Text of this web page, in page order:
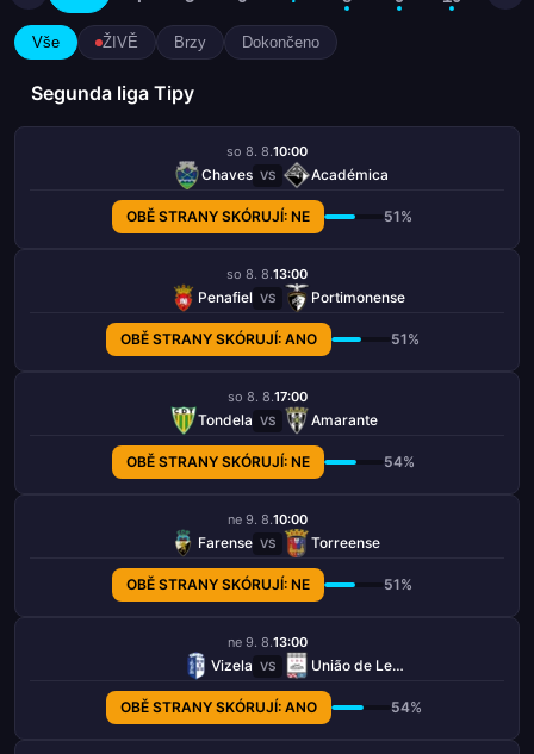
Vše ŽIVĚ Brzy Dokončeno
Segunda liga Tipy
so 8. 8.10:00
Chaves VS Académica
OBĚ STRANY SKÓRUJÍ: NE 51%
so 8. 8.13:00
Penafiel VS Portimonense
OBĚ STRANY SKÓRUJÍ: ANO 51%
so 8. 8.17:00
Tondela VS Amarante
OBĚ STRANY SKÓRUJÍ: NE 54%
ne 9. 8.10:00
Farense VS Torreense
OBĚ STRANY SKÓRUJÍ: NE 51%
ne 9. 8.13:00
Vizela VS União de Leiria
OBĚ STRANY SKÓRUJÍ: ANO 54%